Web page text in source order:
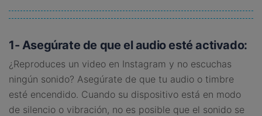
1- Asegúrate de que el audio esté activado:
¿Reproduces un video en Instagram y no escuchas
ningún sonido? Asegúrate de que tu audio o timbre
esté encendido. Cuando su dispositivo está en modo
de silencio o vibración, no es posible que el sonido se